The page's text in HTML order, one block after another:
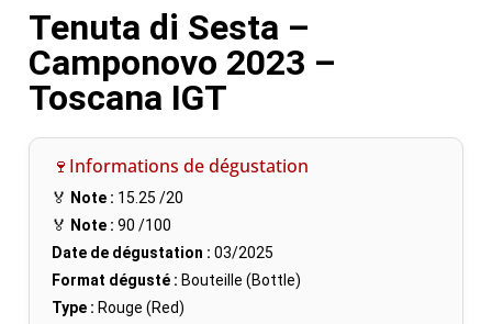
Tenuta di Sesta –
Camponovo 2023 –
Toscana IGT
🍷Informations de dégustation
🏅 Note : 15.25 /20
🏅 Note : 90 /100
Date de dégustation : 03/2025
Format dégusté : Bouteille (Bottle)
Type : Rouge (Red)